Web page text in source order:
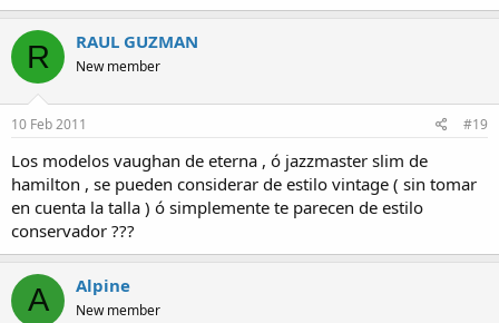
R RAUL GUZMAN
New member
10 Feb 2011 #19
Los modelos vaughan de eterna , ó jazzmaster slim de
hamilton , se pueden considerar de estilo vintage ( sin tomar
en cuenta la talla ) ó simplemente te parecen de estilo
conservador ???
A Alpine
New member